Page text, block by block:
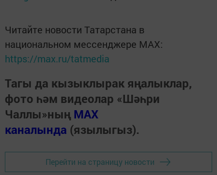
Читайте новости Татарстана в
национальном мессенджере MАХ:
https://max.ru/tatmedia
Тагы да кызыклырак яңалыклар,
фото һәм видеолар «Шәһри
Чаллы»ның MAX
каналында (язылыгыз).
Перейти на страницу новости